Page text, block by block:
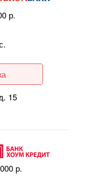
р.
15
р.